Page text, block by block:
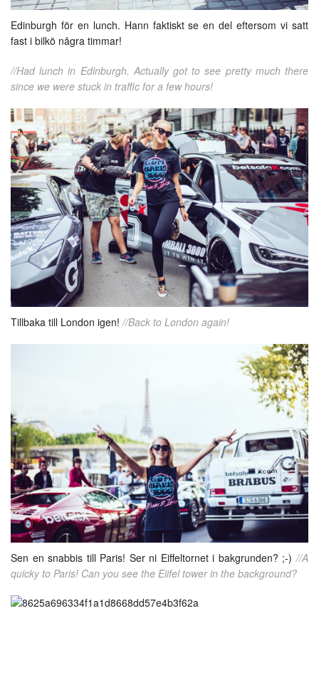
Edinburgh för en lunch. Hann faktiskt se en del eftersom vi satt
fast i bilkö några timmar!
//Had lunch in Edinburgh. Actually got to see pretty much there
since we were stuck in traffic for a few hours!
Tillbaka till London igen!//Back to London again!
Sen en snabbis till Paris! Ser ni Eiffeltornet i bakgrunden? ;-)//A
quicky to Paris! Can you see the Eiifel tower in the background?